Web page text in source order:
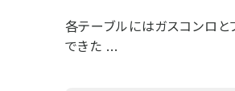
各テーブルにはガスコンロと
できた ...